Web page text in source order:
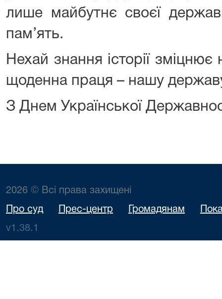
лише майбутнє своєї
пам’ять.
Нехай знання історії
щоденна праця – нашу
З Днем Української
2026 © Всі права захищені
Про суд Прес-центр Громадянам
v1.38.1